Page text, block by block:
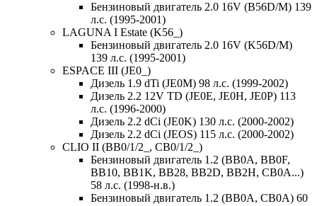
Бензиновый двигатель 2.0 16V (B56D/M) 139
л.с. (1995-2001)
LAGUNA I Estate (K56_)
Бензиновый двигатель 2.0 16V (K56D/M)
139 л.с. (1995-2001)
ESPACE III (JE0_)
Дизель 1.9 dTi (JE0M) 98 л.с. (1999-2002)
Дизель 2.2 12V TD (JE0E, JE0H, JE0P) 113
л.с. (1996-2000)
Дизель 2.2 dCi (JE0K) 130 л.с. (2000-2002)
Дизель 2.2 dCi (JEOS) 115 л.с. (2000-2002)
CLIO II (BB0/1/2_, CB0/1/2_)
Бензиновый двигатель 1.2 (BB0A, BB0F,
BB10, BB1K, BB28, BB2D, BB2H, CB0A...)
58 л.с. (1998-н.в.)
Бензиновый двигатель 1.2 (BB0A, CB0A) 60